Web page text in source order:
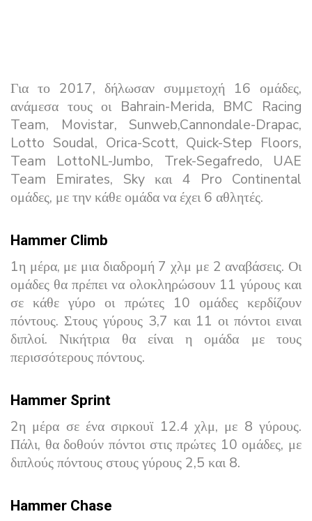
Για το 2017, δήλωσαν συμμετοχή 16 ομάδες,
ανάμεσα τους οι Bahrain-Merida, BMC Racing
Team, Movistar, Sunweb,Cannondale-Drapac,
Lotto Soudal, Orica-Scott, Quick-Step Floors,
Team LottoNL-Jumbo, Trek-Segafredo, UAE
Team Emirates, Sky και 4 Pro Continental
ομάδες, με την κάθε ομάδα να έχει 6 αθλητές.
Hammer Climb
1η μέρα, με μια διαδρομή 7 χλμ με 2 αναβάσεις. Οι
ομάδες θα πρέπει να ολοκληρώσουν 11 γύρους και
σε κάθε γύρο οι πρώτες 10 ομάδες κερδίζουν
πόντους. Στους γύρους 3,7 και 11 οι πόντοι ειναι
διπλοί. Νικήτρια θα είναι η ομάδα με τους
περισσότερους πόντους.
Hammer Sprint
2η μέρα σε ένα σιρκουϊ 12.4 χλμ, με 8 γύρους.
Πάλι, θα δοθούν πόντοι στις πρώτες 10 ομάδες, με
διπλούς πόντους στους γύρους 2,5 και 8.
Hammer Chase